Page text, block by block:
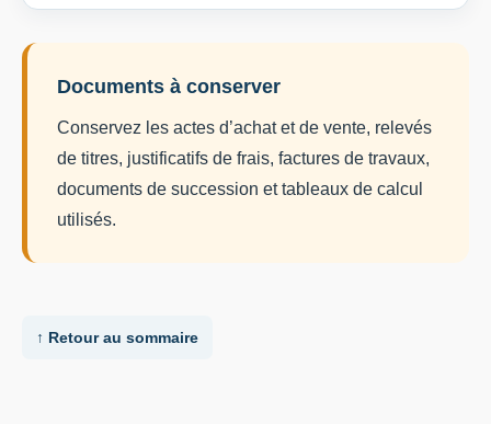
Documents à conserver
Conservez les actes d’achat et de vente, relevés
de titres, justificatifs de frais, factures de travaux,
documents de succession et tableaux de calcul
utilisés.
↑ Retour au sommaire